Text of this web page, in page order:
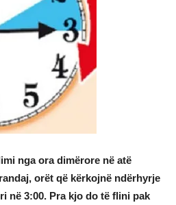
nga ora dimërore në atë
orët që kërkojnë ndërhyrje
në 3:00. Pra kjo do të flini pak